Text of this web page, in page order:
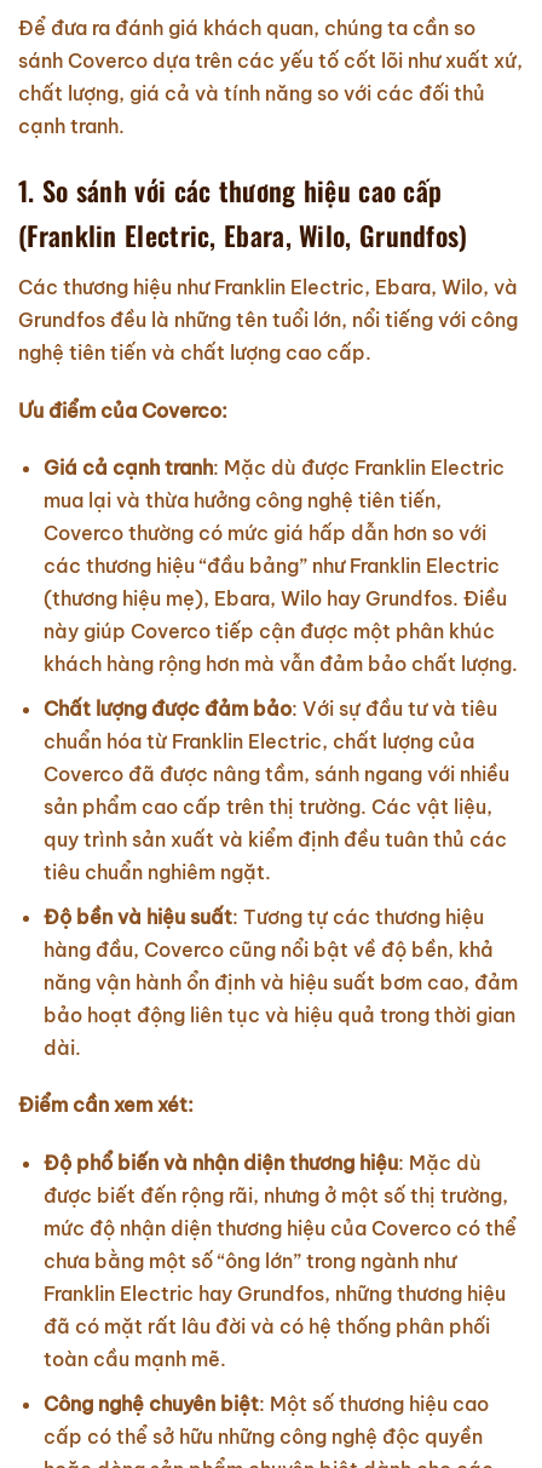
Để đưa ra đánh giá khách quan, chúng ta cần so
sánh Coverco dựa trên các yếu tố cốt lõi như xuất xứ,
chất lượng, giá cả và tính năng so với các đối thủ
cạnh tranh.
1. So sánh với các thương hiệu cao cấp
(Franklin Electric, Ebara, Wilo, Grundfos)
Các thương hiệu như Franklin Electric, Ebara, Wilo, và
Grundfos đều là những tên tuổi lớn, nổi tiếng với công
nghệ tiên tiến và chất lượng cao cấp.
Ưu điểm của Coverco:
Giá cả cạnh tranh: Mặc dù được Franklin Electric
mua lại và thừa hưởng công nghệ tiên tiến,
Coverco thường có mức giá hấp dẫn hơn so với
các thương hiệu “đầu bảng” như Franklin Electric
(thương hiệu mẹ), Ebara, Wilo hay Grundfos. Điều
này giúp Coverco tiếp cận được một phân khúc
khách hàng rộng hơn mà vẫn đảm bảo chất lượng.
Chất lượng được đảm bảo: Với sự đầu tư và tiêu
chuẩn hóa từ Franklin Electric, chất lượng của
Coverco đã được nâng tầm, sánh ngang với nhiều
sản phẩm cao cấp trên thị trường. Các vật liệu,
quy trình sản xuất và kiểm định đều tuân thủ các
tiêu chuẩn nghiêm ngặt.
Độ bền và hiệu suất: Tương tự các thương hiệu
hàng đầu, Coverco cũng nổi bật về độ bền, khả
năng vận hành ổn định và hiệu suất bơm cao, đảm
bảo hoạt động liên tục và hiệu quả trong thời gian
dài.
Điểm cần xem xét:
Độ phổ biến và nhận diện thương hiệu: Mặc dù
được biết đến rộng rãi, nhưng ở một số thị trường,
mức độ nhận diện thương hiệu của Coverco có thể
chưa bằng một số “ông lớn” trong ngành như
Franklin Electric hay Grundfos, những thương hiệu
đã có mặt rất lâu đời và có hệ thống phân phối
toàn cầu mạnh mẽ.
Công nghệ chuyên biệt: Một số thương hiệu cao
cấp có thể sở hữu những công nghệ độc quyền